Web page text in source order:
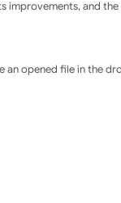
improvements, and
an opened file in the